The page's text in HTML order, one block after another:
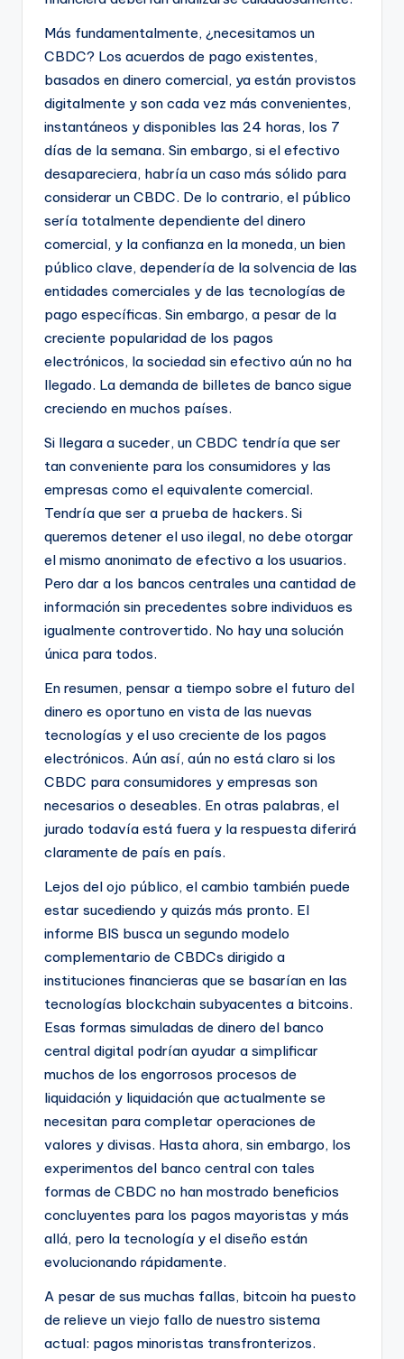
Más fundamentalmente, ¿necesitamos un
CBDC? Los acuerdos de pago existentes,
basados ​​en dinero comercial, ya están provistos
digitalmente y son cada vez más convenientes,
instantáneos y disponibles las 24 horas, los 7
días de la semana. Sin embargo, si el efectivo
desapareciera, habría un caso más sólido para
considerar un CBDC. De lo contrario, el público
sería totalmente dependiente del dinero
comercial, y la confianza en la moneda, un bien
público clave, dependería de la solvencia de las
entidades comerciales y de las tecnologías de
pago específicas. Sin embargo, a pesar de la
creciente popularidad de los pagos
electrónicos, la sociedad sin efectivo aún no ha
llegado. La demanda de billetes de banco sigue
creciendo en muchos países.
Si llegara a suceder, un CBDC tendría que ser
tan conveniente para los consumidores y las
empresas como el equivalente comercial.
Tendría que ser a prueba de hackers. Si
queremos detener el uso ilegal, no debe otorgar
el mismo anonimato de efectivo a los usuarios.
Pero dar a los bancos centrales una cantidad de
información sin precedentes sobre individuos es
igualmente controvertido. No hay una solución
única para todos.
En resumen, pensar a tiempo sobre el futuro del
dinero es oportuno en vista de las nuevas
tecnologías y el uso creciente de los pagos
electrónicos. Aún así, aún no está claro si los
CBDC para consumidores y empresas son
necesarios o deseables. En otras palabras, el
jurado todavía está fuera y la respuesta diferirá
claramente de país en país.
Lejos del ojo público, el cambio también puede
estar sucediendo y quizás más pronto. El
informe BIS busca un segundo modelo
complementario de CBDCs dirigido a
instituciones financieras que se basarían en las
tecnologías blockchain subyacentes a bitcoins.
Esas formas simuladas de dinero del banco
central digital podrían ayudar a simplificar
muchos de los engorrosos procesos de
liquidación y liquidación que actualmente se
necesitan para completar operaciones de
valores y divisas. Hasta ahora, sin embargo, los
experimentos del banco central con tales
formas de CBDC no han mostrado beneficios
concluyentes para los pagos mayoristas y más
allá, pero la tecnología y el diseño están
evolucionando rápidamente.
A pesar de sus muchas fallas, bitcoin ha puesto
de relieve un viejo fallo de nuestro sistema
actual: pagos minoristas transfronterizos.